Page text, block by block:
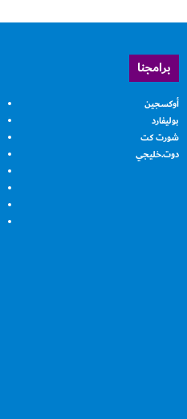
برامجنا
أوكسجين
بوليفارد
شورت كت
دوت.خليجي